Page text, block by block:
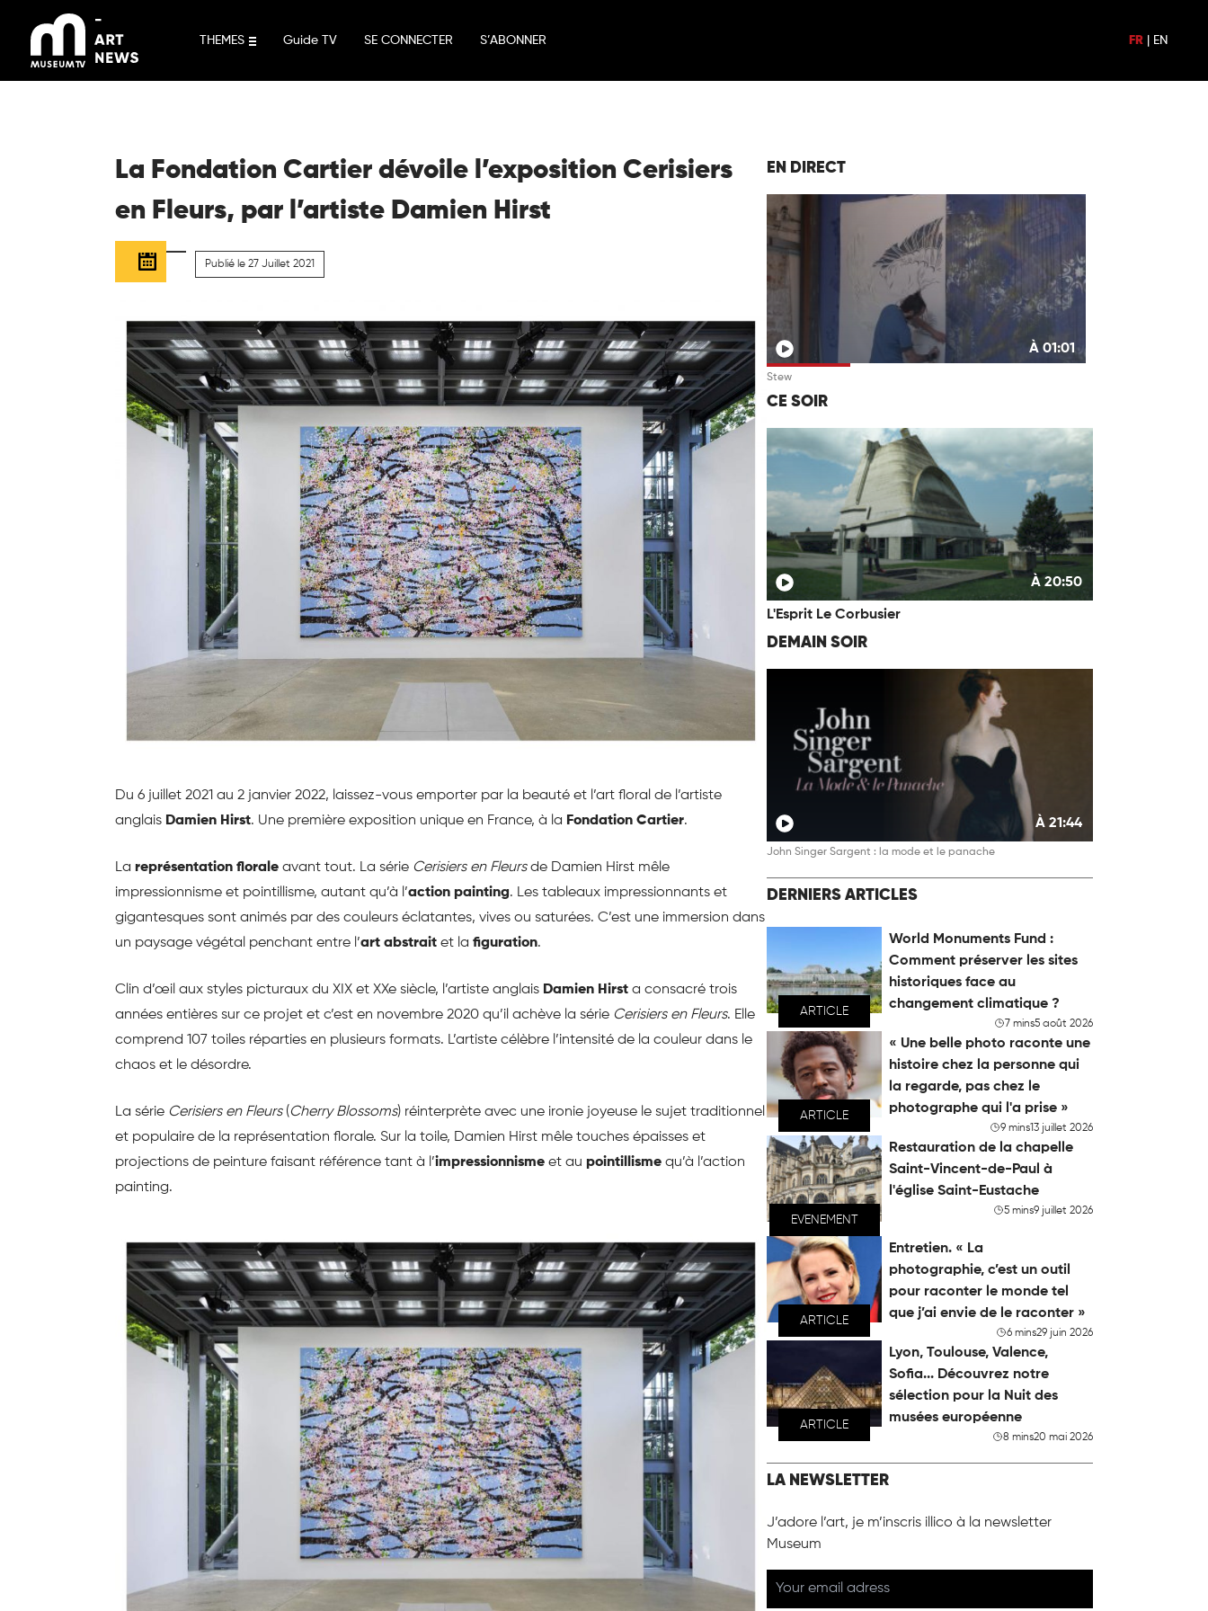
contenu
THEMES Guide TV SE CONNECTER S’ABONNER FR EN
La Fondation Cartier dévoile l’exposition Cerisiers
en Fleurs, par l’artiste Damien Hirst
Publié le 27 Juillet 2021
Du 6 juillet 2021 au 2 janvier 2022, laissez-vous emporter par la beauté et l’art floral de l’artiste
anglais Damien Hirst. Une première exposition unique en France, à la Fondation Cartier.
La représentation florale avant tout. La série Cerisiers en Fleursde Damien Hirst mêle
impressionnisme et pointillisme, autant qu’à l’action painting. Les tableaux impressionnants et
gigantesques sont animés par des couleurs éclatantes, vives ou saturées. C’est une immersion dans
un paysage végétal penchant entre l’art abstrait et la figuration.
Clin d’œil aux styles picturaux du XIX et XXe siècle, l’artiste anglais Damien Hirst a consacré trois
années entières sur ce projet et c’est en novembre 2020 qu’il achève la série Cerisiers en Fleurs. Elle
comprend 107 toiles réparties en plusieurs formats. L’artiste célèbre l’intensité de la couleur dans le
chaos et le désordre.
La série Cerisiers en Fleurs (Cherry Blossoms) réinterprète avec une ironie joyeuse le sujet traditionnel
et populaire de la représentation florale. Sur la toile, Damien Hirst mêle touches épaisses et
projections de peinture faisant référence tant à l’impressionnisme et au pointillisme qu’à l’action
painting.
EN DIRECT
À 01:01
Stew
CE SOIR
À 20:50
L'Esprit Le Corbusier
DEMAIN SOIR
À 21:44
John Singer Sargent : la mode et le panache
DERNIERS ARTICLES
ARTICLE
World Monuments Fund :
Comment préserver les sites
historiques face au
changement climatique ?
7 mins5 août 2026
ARTICLE
« Une belle photo raconte une
histoire chez la personne qui
la regarde, pas chez le
photographe qui l'a prise »
9 mins13 juillet 2026
EVENEMENT
Restauration de la chapelle
Saint-Vincent-de-Paul à
l'église Saint-Eustache
5 mins9 juillet 2026
ARTICLE
Entretien. « La
photographie, c’est un outil
pour raconter le monde tel
que j’ai envie de le raconter »
6 mins29 juin 2026
ARTICLE
Lyon, Toulouse, Valence,
Sofia... Découvrez notre
sélection pour la Nuit des
musées européenne
8 mins20 mai 2026
LA NEWSLETTER
J’adore l’art, je m’inscris illico à la newsletter
Museum